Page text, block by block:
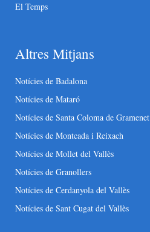
El Temps
Altres Mitjans
Notícies de Badalona
Notícies de Mataró
Notícies de Santa Coloma de Gramenet
Notícies de Montcada i Reixach
Notícies de Mollet del Vallès
Notícies de Granollers
Notícies de Cerdanyola del Vallès
Notícies de Sant Cugat del Vallès